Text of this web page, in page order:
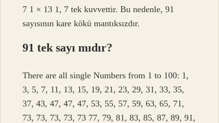
7 1 × 13 1, 7 tek kuvvettir. Bu nedenle, 91
sayısının kare kökü mantıksızdır.
91 tek sayı mıdır?
There are all single Numbers from 1 to 100: 1,
3, 5, 7, 11, 13, 15, 19, 21, 23, 29, 31, 33, 35,
37, 43, 47, 47, 47, 53, 55, 57, 59, 63, 65, 71,
73, 73, 73, 73, 73 77, 79, 81, 83, 85, 87, 89, 91,